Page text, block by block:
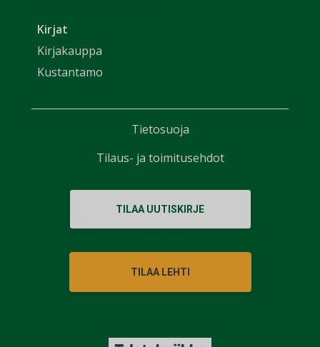
Kirjat
Kirjakauppa
Kustantamo
TILAA UUTISKIRJE
TILAA LEHTI
Tietosuoja
Tilaus- ja toimitusehdot